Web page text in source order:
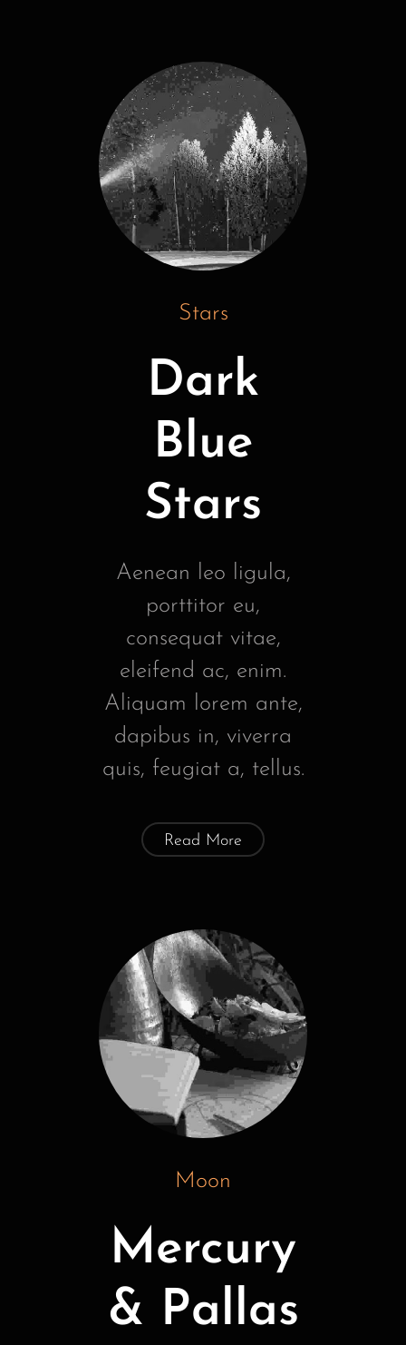
Stars
Dark
Blue
Stars
Aenean leo ligula,
porttitor eu,
consequat vitae,
eleifend ac, enim.
Aliquam lorem ante,
dapibus in, viverra
quis, feugiat a, tellus.
Read More
Moon
Mercury
& Pallas